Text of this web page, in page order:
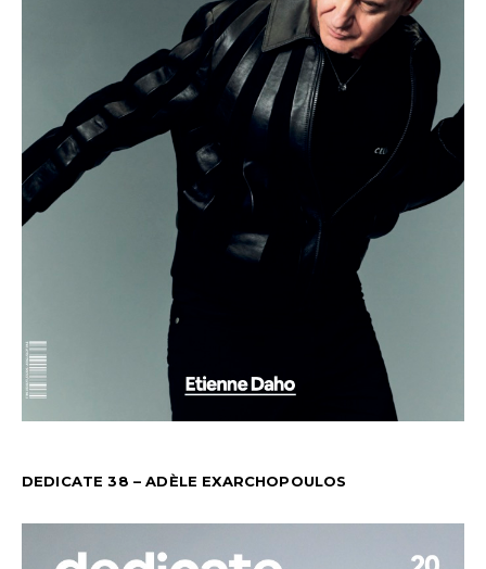
DEDICATE 38 – ADÈLE EXARCHOPOULOS